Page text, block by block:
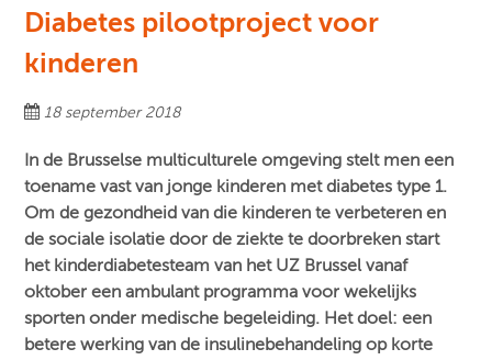
Diabetes pilootproject voor
kinderen
18 september 2018
In de Brusselse multiculturele omgeving stelt men een
toename vast van jonge kinderen met diabetes type 1.
Om de gezondheid van die kinderen te verbeteren en
de sociale isolatie door de ziekte te doorbreken start
het kinderdiabetesteam van het UZ Brussel vanaf
oktober een ambulant programma voor wekelijks
sporten onder medische begeleiding. Het doel: een
betere werking van de insulinebehandeling op korte